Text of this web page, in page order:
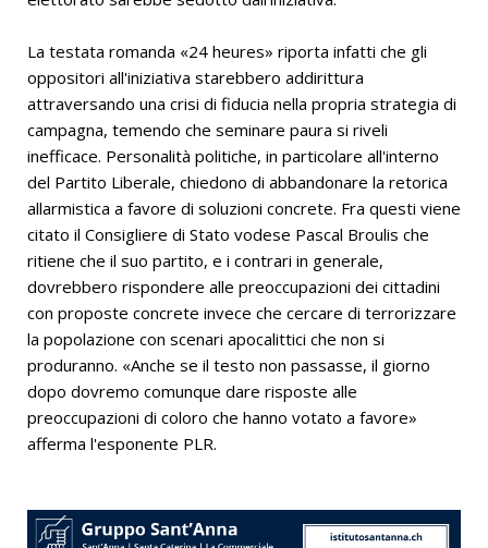
La testata romanda «24 heures» riporta infatti che gli
oppositori all'iniziativa starebbero addirittura
attraversando una crisi di fiducia nella propria strategia di
campagna, temendo che seminare paura si riveli
inefficace. Personalità politiche, in particolare all'interno
del Partito Liberale, chiedono di abbandonare la retorica
allarmistica a favore di soluzioni concrete. Fra questi viene
citato il Consigliere di Stato vodese Pascal Broulis che
ritiene che il suo partito, e i contrari in generale,
dovrebbero rispondere alle preoccupazioni dei cittadini
con proposte concrete invece che cercare di terrorizzare
la popolazione con scenari apocalittici che non si
produranno. «Anche se il testo non passasse, il giorno
dopo dovremo comunque dare risposte alle
preoccupazioni di coloro che hanno votato a favore»
afferma l'esponente PLR.